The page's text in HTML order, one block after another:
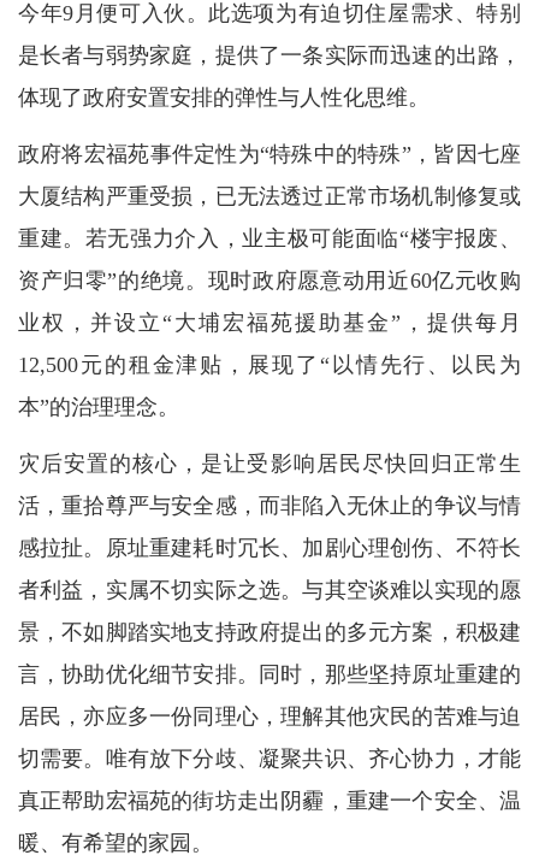
今年9月便可入伙。此选项为有迫切住屋需求、特别
是长者与弱势家庭，提供了一条实际而迅速的出路，
体现了政府安置安排的弹性与人性化思维。
政府将宏福苑事件定性为“特殊中的特殊”，皆因七座
大厦结构严重受损，已无法透过正常市场机制修复或
重建。若无强力介入，业主极可能面临“楼宇报废、
资产归零”的绝境。现时政府愿意动用近60亿元收购
业权，并设立“大埔宏福苑援助基金”，提供每月
12,500元的租金津贴，展现了“以情先行、以民为
本”的治理理念。
灾后安置的核心，是让受影响居民尽快回归正常生
活，重拾尊严与安全感，而非陷入无休止的争议与情
感拉扯。原址重建耗时冗长、加剧心理创伤、不符长
者利益，实属不切实际之选。与其空谈难以实现的愿
景，不如脚踏实地支持政府提出的多元方案，积极建
言，协助优化细节安排。同时，那些坚持原址重建的
居民，亦应多一份同理心，理解其他灾民的苦难与迫
切需要。唯有放下分歧、凝聚共识、齐心协力，才能
真正帮助宏福苑的街坊走出阴霾，重建一个安全、温
暖、有希望的家园。
台风“白海豚”逼近 华东沿海